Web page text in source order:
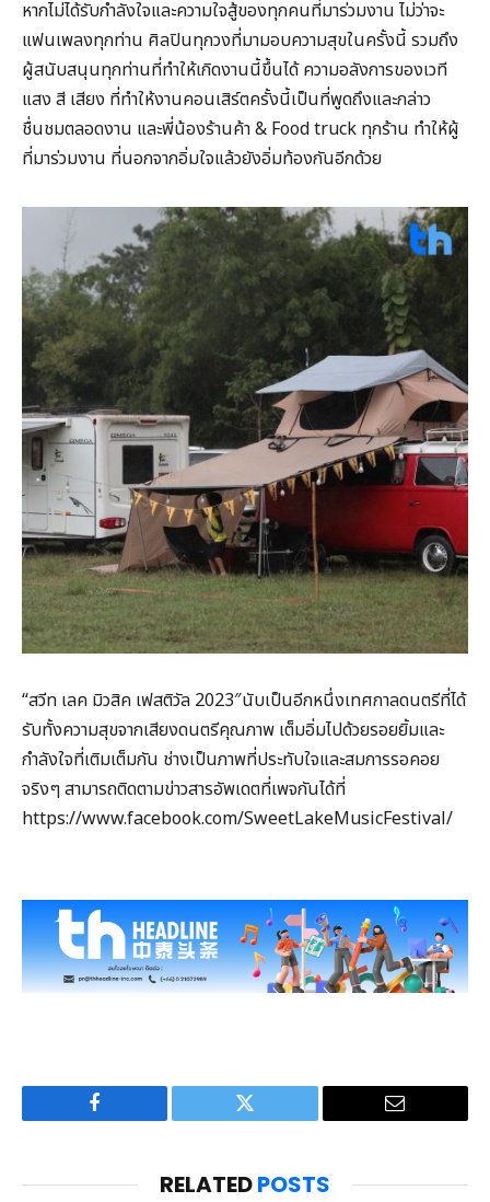
หากไม่ได้รับกำลังใจและความใจสู้ของทุกคนที่มาร่วมงาน ไม่ว่าจะ
แฟนเพลงทุกท่าน ศิลปินทุกวงที่มามอบความสุขในครั้งนี้ รวมถึง
ผู้สนับสนุนทุกท่านที่ทำให้เกิดงานนี้ขึ้นได้ ความอลังการของเวที
แสง สี เสียง ที่ทำให้งานคอนเสิร์ตครั้งนี้เป็นที่พูดถึงและกล่าว
ชื่นชมตลอดงาน และพี่น้องร้านค้า & Food truck ทุกร้าน ทำให้ผู้
ที่มาร่วมงาน ที่นอกจากอิ่มใจแล้วยังอิ่มท้องกันอีกด้วย
“สวีท เลค มิวสิค เฟสติวัล 2023″นับเป็นอีกหนึ่งเทศกาลดนตรีที่ได้
รับทั้งความสุขจากเสียงดนตรีคุณภาพ เต็มอิ่มไปด้วยรอยยิ้มและ
กำลังใจที่เติมเต็มกัน ช่างเป็นภาพที่ประทับใจและสมการรอคอย
จริงๆ สามารถติดตามข่าวสารอัพเดตที่เพจกันได้ที่
https://www.facebook.com/SweetLakeMusicFestival/
Facebook Twitter Email
RELATEDPOSTS